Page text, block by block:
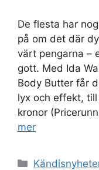
De flesta har
på om det där
värt pengarna –
gott. Med Ida
Body Butter får
lyx och effekt,
kronor
mer
Kategorier